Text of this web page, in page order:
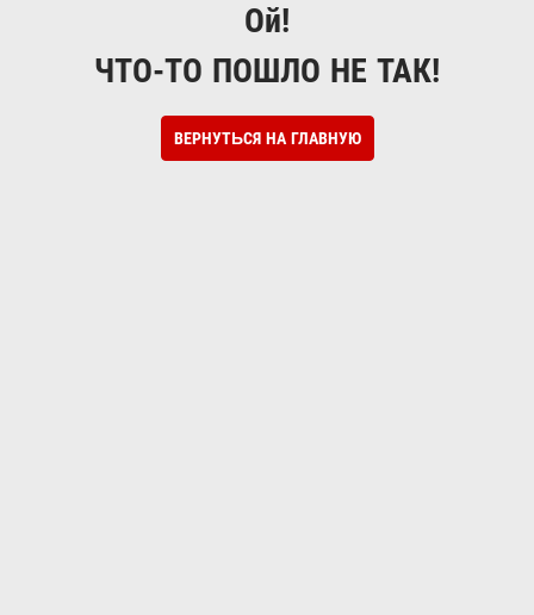
Ой!
ЧТО-ТО ПОШЛО НЕ ТАК!
ВЕРНУТЬСЯ НА ГЛАВНУЮ